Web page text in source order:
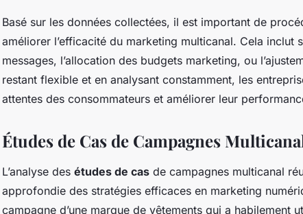
Basé sur les données collectées, il est important de
améliorer l’efficacité du marketing multicanal. Cela inclut
messages, l’allocation des budgets marketing, ou
restant flexible et en analysant constamment, les
attentes des consommateurs et améliorer leur
Études de Cas de Campagnes
L’analyse des études de cas de campagnes multicanal
approfondie des stratégies efficaces en marketing
campagne d’une marque de vêtements qui a habilement